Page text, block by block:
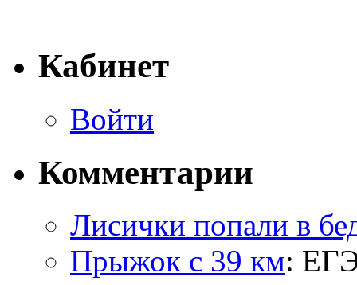
Кабинет
Войти
Комментарии
Лисички попали в
Прыжок с 39 км: